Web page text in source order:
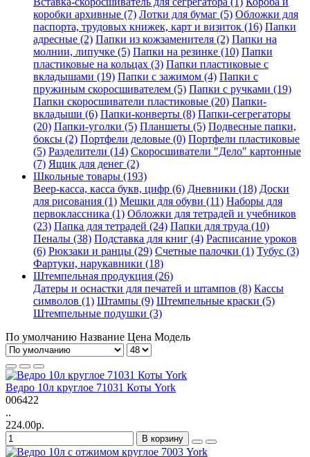
коробки архивные (7) Лотки для бумаг (5) Обложки для
паспорта, трудовых книжек, карт и визиток (16) Папки
адресные (2) Папки из кожзаменителя (2) Папки на
молнии, липучке (5) Папки на резинке (10) Папки
пластиковые на кольцах (3) Папки пластиковые с
вкладышами (19) Папки с зажимом (4) Папки с
пружиным скоросшивателем (5) Папки с ручками (19)
Папки скоросшиватели пластиковые (20) Папки-
вкладыши (6) Папки-конверты (8) Папки-сегрегаторы
(20) Папки-уголки (5) Планшеты (5) Подвесные папки,
боксы (2) Портфели деловые (0) Портфели пластиковые
(5) Разделители (14) Скоросшиватели "Дело" картонные
(7) Ящик для денег (2)
Школьные товары (193)
Веер-касса, касса букв, цифр (6) Дневники (18) Доски
для рисования (1) Мешки для обуви (11) Наборы для
первоклассника (1) Обложки для тетрадей и учебников
(23) Папка для тетрадей (24) Папки для труда (10)
Пеналы (38) Подставка для книг (4) Расписание уроков
(6) Рюкзаки и ранцы (29) Счетные палочки (1) Тубус (3)
Фартуки, нарукавники (18)
Штемпельная продукция (26)
Датеры и оснастки для печатей и штампов (8) Кассы
символов (1) Штампы (9) Штемпельные краски (5)
Штемпельные подушки (3)
По умолчанию Название Цена Модель
Ведро 10л круглое 71031 Коты York
006422
..
224.00р.
В корзину